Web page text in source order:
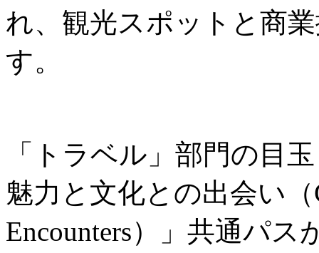
れ、観光スポットと商
す。
「トラベル」部門の目
魅力と文化との出会い（
Encounters）」共通パ